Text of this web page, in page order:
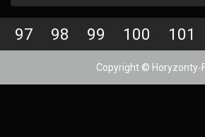
97 98 99 100 101
Copyright © Horyzonty-